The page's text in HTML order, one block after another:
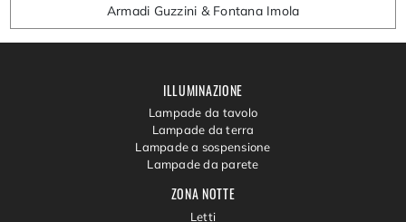
Armadi Guzzini & Fontana Imola
ZONA NOTTE
Letti
ILLUMINAZIONE
Lampade da tavolo
Lampade da terra
Lampade a sospensione
Lampade da parete